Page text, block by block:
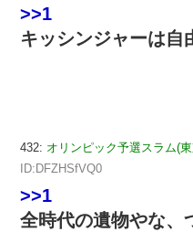
>>1
キッシンジャーは自
432: オリンピック予選スラム(
ID:DFZHSfVQ0
>>1
全時代の遺物やな、